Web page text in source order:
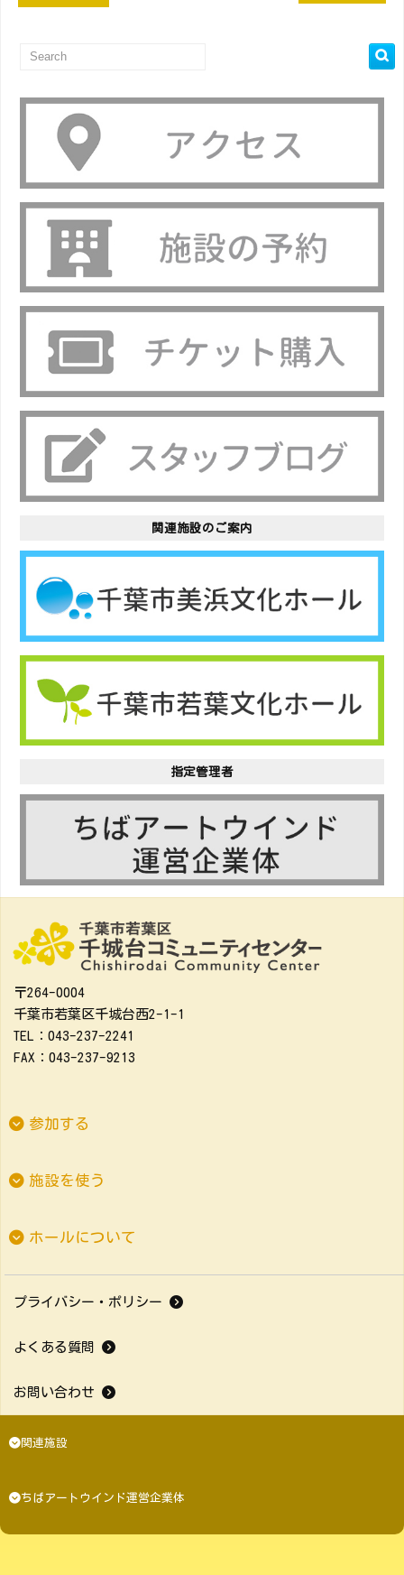
関連施設のご案内
指定管理者
〒264-0004
千葉市若葉区千城台西2-1-1
TEL：043-237-2241
FAX：043-237-9213
参加する
施設を使う
ホールについて
プライバシー・ポリシー
よくある質問
お問い合わせ
関連施設
ちばアートウインド運営企業体